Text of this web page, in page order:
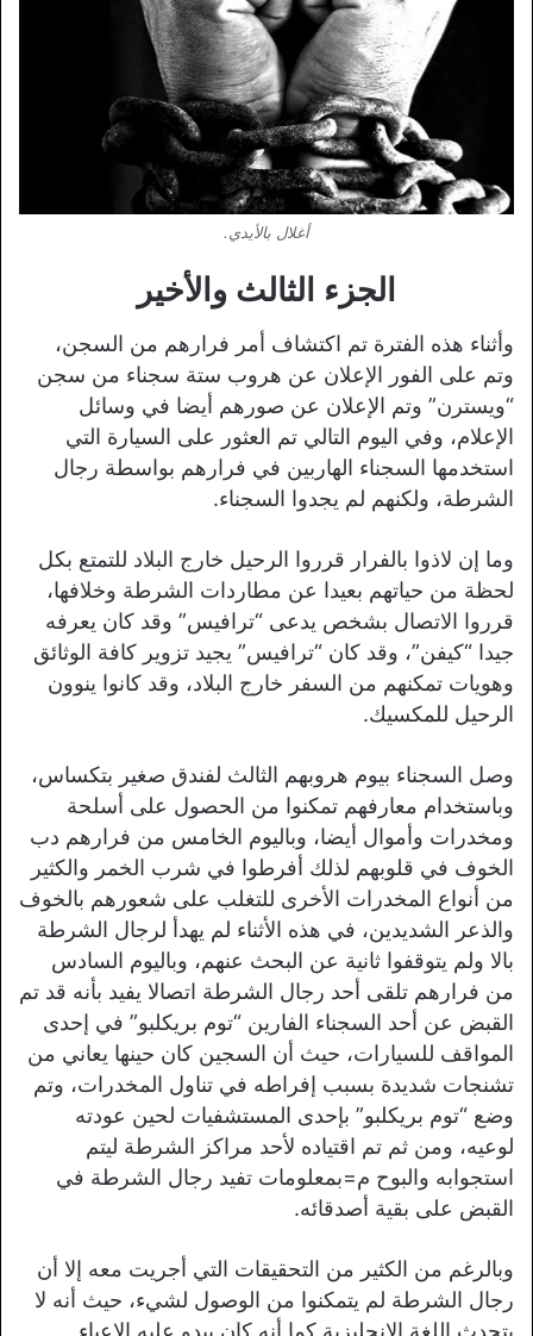
أغلال بالأيدي.
الجزء الثالث والأخير
وأثناء هذه الفترة تم اكتشاف أمر فرارهم من السجن،
وتم على الفور الإعلان عن هروب ستة سجناء من سجن
“ويسترن” وتم الإعلان عن صورهم أيضا في وسائل
الإعلام، وفي اليوم التالي تم العثور على السيارة التي
استخدمها السجناء الهاربين في فرارهم بواسطة رجال
الشرطة، ولكنهم لم يجدوا السجناء.
وما إن لاذوا بالفرار قرروا الرحيل خارج البلاد للتمتع بكل
لحظة من حياتهم بعيدا عن مطاردات الشرطة وخلافها،
قرروا الاتصال بشخص يدعى “ترافيس” وقد كان يعرفه
جيدا “كيفن”، وقد كان “ترافيس” يجيد تزوير كافة الوثائق
وهويات تمكنهم من السفر خارج البلاد، وقد كانوا ينوون
الرحيل للمكسيك.
وصل السجناء بيوم هروبهم الثالث لفندق صغير بتكساس،
وباستخدام معارفهم تمكنوا من الحصول على أسلحة
ومخدرات وأموال أيضا، وباليوم الخامس من فرارهم دب
الخوف في قلوبهم لذلك أفرطوا في شرب الخمر والكثير
من أنواع المخدرات الأخرى للتغلب على شعورهم بالخوف
والذعر الشديدين، في هذه الأثناء لم يهدأ لرجال الشرطة
بالا ولم يتوقفوا ثانية عن البحث عنهم، وباليوم السادس
من فرارهم تلقى أحد رجال الشرطة اتصالا يفيد بأنه قد تم
القبض عن أحد السجناء الفارين “توم بريكلبو” في إحدى
المواقف للسيارات، حيث أن السجين كان حينها يعاني من
تشنجات شديدة بسبب إفراطه في تناول المخدرات، وتم
وضع “توم بريكلبو” بإحدى المستشفيات لحين عودته
لوعيه، ومن ثم تم اقتياده لأحد مراكز الشرطة ليتم
استجوابه والبوح م=بمعلومات تفيد رجال الشرطة في
القبض على بقية أصدقائه.
وبالرغم من الكثير من التحقيقات التي أجريت معه إلا أن
رجال الشرطة لم يتمكنوا من الوصول لشيء، حيث أنه لا